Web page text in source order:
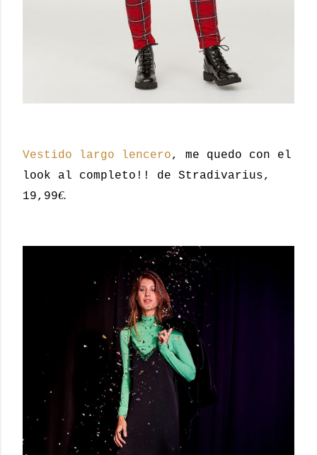
Vestido largo lencero, me quedo con el
look al completo!! de Stradivarius,
19,99€.